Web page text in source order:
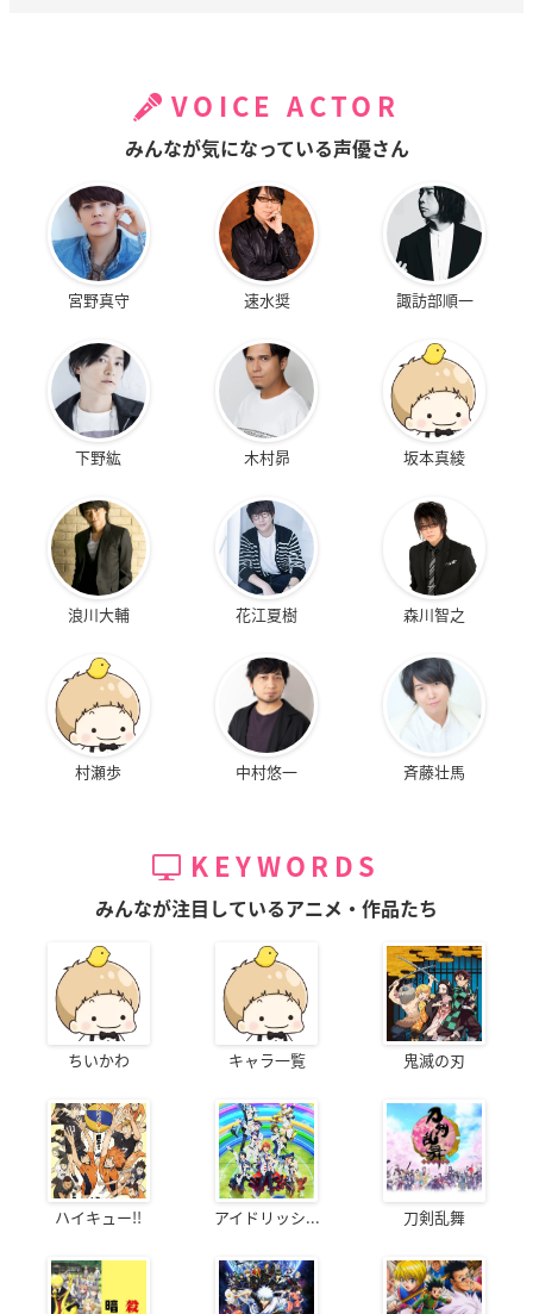
VOICE ACTOR
みんなが気になっている声優さん
宮野真守 速水奨 諏訪部順一
下野紘 木村昴 坂本真綾
浪川大輔 花江夏樹 森川智之
村瀬歩 中村悠一 斉藤壮馬
KEYWORDS
みんなが注目しているアニメ・作品たち
ちいかわ キャラ一覧 鬼滅の刃
ハイキュー!! アイドリッシ... 刀剣乱舞